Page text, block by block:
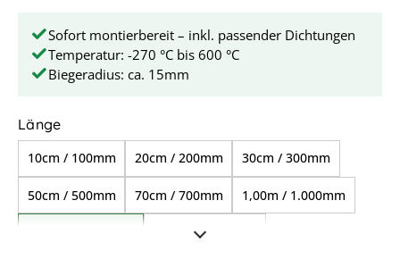
Sofort montierbereit – inkl. passender Dichtungen
Temperatur: -270 °C bis 600 °C
Biegeradius: ca. 15mm
Längeauswählen
10cm / 100mm 20cm / 200mm 30cm / 300mm
50cm / 500mm 70cm / 700mm 1,00m / 1.000mm
2,00m / 2.000mm